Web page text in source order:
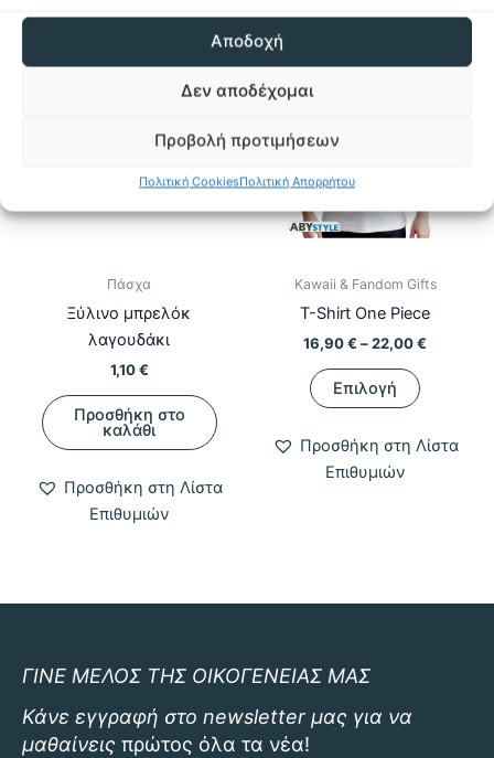
Αποδοχή
Δεν αποδέχομαι
Προβολή προτιμήσεων
Πολιτική CookiesΠολιτική Απορρήτου
Πάσχα
Ξύλινο μπρελόκ
λαγουδάκι
1,10€
Προσθήκη στο
καλάθι
Προσθήκη στη Λίστα
Επιθυμιών
-23%
-23%
Kawaii & Fandom Gifts
T-Shirt One Piece
16,90€ –22,00€
Επιλογή
το
έχει
Προσθήκη στη Λίστα
Επιθυμιών
ΓΙΝΕ ΜΕΛΟΣ ΤΗΣ ΟΙΚΟΓΕΝΕΙΑΣ ΜΑΣ
Κάνε εγγραφή στο newsletter μας για να
μαθαίνεις πρώτος όλα τα νέα!